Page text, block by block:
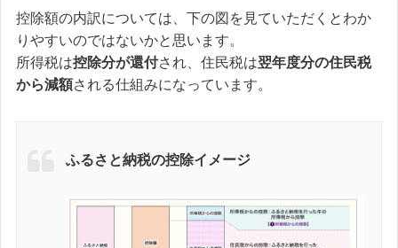
控除額の内訳については、下の図を見ていただくとわか
りやすいのではないかと思います。
所得税は控除分が還付され、住民税は翌年度分の住民税
から減額される仕組みになっています。
ふるさと納税の控除イメージ